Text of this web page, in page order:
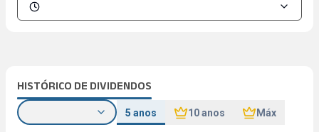
HISTÓRICO DE DIVIDENDOS
5 anos 10 anos Máx